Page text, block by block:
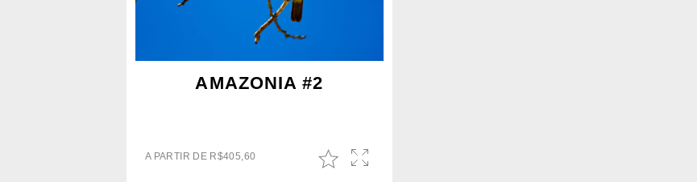
AMAZONIA #2
A PARTIR DE R$405,60